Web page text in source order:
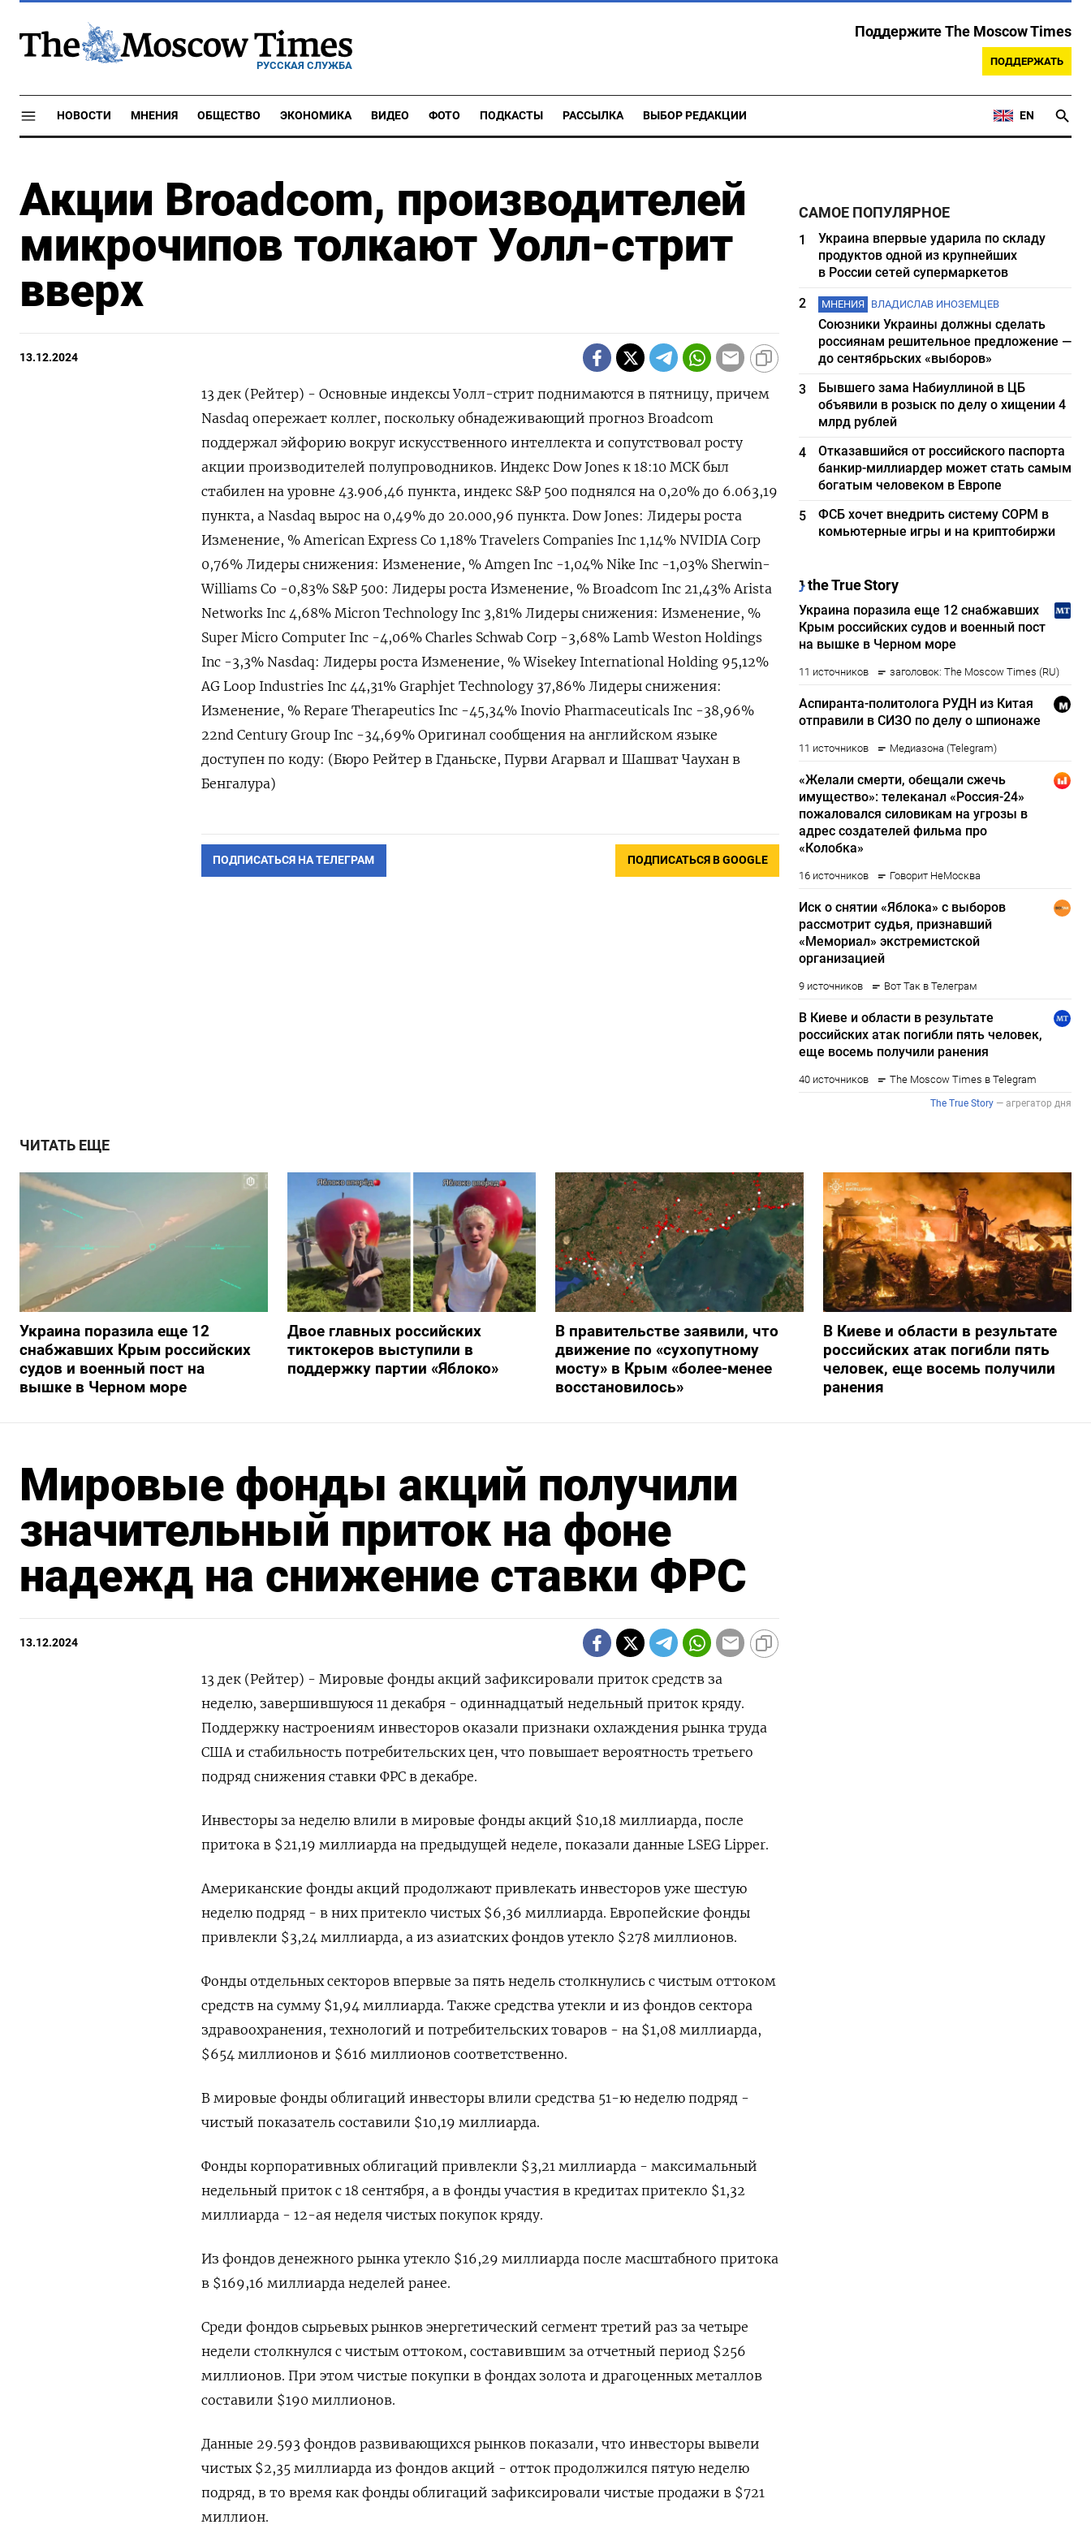
РУССКАЯ СЛУЖБА
Поддержите The Moscow Times
ПОДДЕРЖАТЬ
НОВОСТИ МНЕНИЯ ОБЩЕСТВО ЭКОНОМИКА ВИДЕО ФОТО ПОДКАСТЫ РАССЫЛКА ВЫБОР РЕДАКЦИИ EN
Акции Broadcom, производителей
микрочипов толкают Уолл-стрит
вверх
13.12.2024
13 дек (Рейтер) - Основные индексы Уолл-стрит поднимаются в пятницу, причем
Nasdaq опережает коллег, поскольку обнадеживающий прогноз Broadcom
поддержал эйфорию вокруг искусственного интеллекта и сопутствовал росту
акции производителей полупроводников. Индекс Dow Jones к 18:10 МСК был
стабилен на уровне 43.906,46 пункта, индекс S&P 500 поднялся на 0,20% до 6.063,19​
пункта, а Nasdaq вырос на 0,49% до 20.000,96 пункта. Dow Jones: Лидеры роста
Изменение, % American Express Co 1,18% Travelers Companies Inc 1,14% NVIDIA Corp
0,76% Лидеры снижения: Изменение, % Amgen Inc -1,04% Nike Inc -1,03% Sherwin-
Williams Co -0,83% S&P 500: Лидеры роста Изменение, % Broadcom Inc 21,43% Arista
Networks Inc 4,68% Micron Technology Inc 3,81% Лидеры снижения: Изменение, %
Super Micro Computer Inc -4,06% Charles Schwab Corp -3,68% Lamb Weston Holdings
Inc -3,3% Nasdaq: Лидеры роста Изменение, % Wisekey International Holding 95,12%
AG Loop Industries Inc 44,31% Graphjet Technology 37,86% Лидеры снижения:
Изменение, % Repare Therapeutics Inc -45,34% Inovio Pharmaceuticals Inc -38,96%
22nd Century Group Inc -34,69% Оригинал сообщения на английском языке
доступен по коду: (Бюро Рейтер в Гданьске, Пурви Агарвал и Шашват Чаухан в
Бенгалура)
ПОДПИСАТЬСЯ НА ТЕЛЕГРАМ ПОДПИСАТЬСЯ В GOOGLE
САМОЕ ПОПУЛЯРНОЕ
1
Украина впервые ударила по складу
продуктов одной из крупнейших
в России сетей супермаркетов
2
МНЕНИЯ ВЛАДИСЛАВ ИНОЗЕМЦЕВ
Союзники Украины должны сделать
россиянам решительное предложение —
до сентябрьских «выборов»
3
Бывшего зама Набиуллиной в ЦБ
объявили в розыск по делу о хищении 4
млрд рублей
4
Отказавшийся от российского паспорта
банкир-миллиардер может стать самым
богатым человеком в Европе
5
ФСБ хочет внедрить систему СОРМ в
комьютерные игры и на криптобиржи
ЧИТАТЬ ЕЩЕ
Украина поразила еще 12
снабжавших Крым российских
судов и военный пост на
вышке в Черном море
Двое главных российских
тиктокеров выступили в
поддержку партии «Яблоко»
В правительстве заявили, что
движение по «сухопутному
мосту» в Крым «более-менее
восстановилось»
В Киеве и области в результате
российских атак погибли пять
человек, еще восемь получили
ранения
Мировые фонды акций получили
значительный приток на фоне
надежд на снижение ставки ФРС
13.12.2024
13 дек (Рейтер) - Мировые фонды акций зафиксировали приток средств за
неделю, завершившуюся 11 декабря - одиннадцатый недельный приток кряду.
Поддержку настроениям инвесторов оказали признаки охлаждения рынка труда
США и стабильность потребительских цен, что повышает вероятность третьего
подряд снижения ставки ФРС в декабре.
Инвесторы за неделю влили в мировые фонды акций $10,18 миллиарда, после
притока в $21,19 миллиарда на предыдущей неделе, показали данные LSEG Lipper.
Американские фонды акций продолжают привлекать инвесторов уже шестую
неделю подряд - в них притекло чистых $6,36 миллиарда. Европейские фонды
привлекли $3,24 миллиарда, а из азиатских фондов утекло $278 миллионов.
Фонды отдельных секторов впервые за пять недель столкнулись с чистым оттоком
средств на сумму $1,94 миллиарда. Также средства утекли и из фондов сектора
здравоохранения, технологий и потребительских товаров - на $1,08 миллиарда,
$654 миллионов и $616 миллионов соответственно.
В мировые фонды облигаций инвесторы влили средства 51-ю неделю подряд -
чистый показатель составили $10,19 миллиарда.
Фонды корпоративных облигаций привлекли $3,21 миллиарда - максимальный
недельный приток с 18 сентября, а в фонды участия в кредитах притекло $1,32
миллиарда - 12-ая неделя чистых покупок кряду.
Из фондов денежного рынка утекло $16,29 миллиарда после масштабного притока
в $169,16 миллиарда неделей ранее.
Среди фондов сырьевых рынков энергетический сегмент третий раз за четыре
недели столкнулся с чистым оттоком, составившим за отчетный период $256
миллионов. При этом чистые покупки в фондах золота и драгоценных металлов
составили $190 миллионов.
Данные 29.593 фондов развивающихся рынков показали, что инвесторы вывели
чистых $2,35 миллиарда из фондов акций - отток продолжился пятую неделю
подряд, в то время как фонды облигаций зафиксировали чистые продажи в $721
миллион.